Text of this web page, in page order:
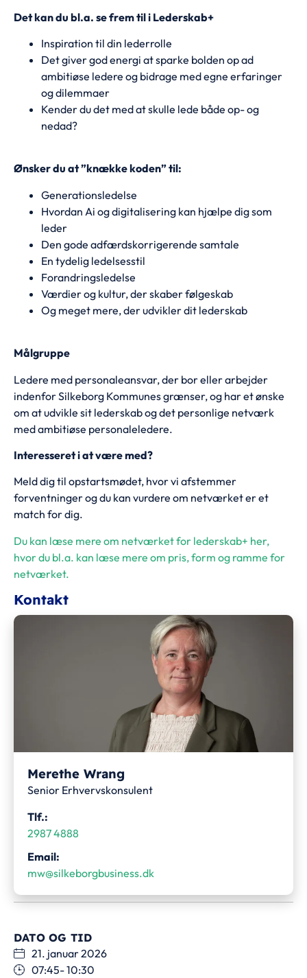
Det kan du bl.a. se frem til i Lederskab+
Inspiration til din lederrolle
Det giver god energi at sparke bolden op ad
ambitiøse ledere og bidrage med egne erfaringer
og dilemmaer
Kender du det med at skulle lede både op- og
nedad?
Ønsker du at ”knække koden” til:
Generationsledelse
Hvordan Ai og digitalisering kan hjælpe dig som
leder
Den gode adfærdskorrigerende samtale
En tydelig ledelsesstil
Forandringsledelse
Værdier og kultur, der skaber følgeskab
Og meget mere, der udvikler dit lederskab
Målgruppe
Ledere med personaleansvar, der bor eller arbejder
indenfor Silkeborg Kommunes grænser, og har et ønske
om at udvikle sit lederskab og det personlige netværk
med ambitiøse personaleledere.
Interesseret i at være med?
Meld dig til opstartsmødet, hvor vi afstemmer
forventninger og du kan vurdere om netværket er et
match for dig.
Du kan læse mere om netværket for lederskab+ her,
hvor du bl.a. kan læse mere om pris, form og ramme for
netværket.
Kontakt
Merethe Wrang
Senior Erhvervskonsulent
Tlf.:
2987 4888
Email:
mw@silkeborgbusiness.dk
DATO OG TID
21. januar 2026
07:45- 10:30